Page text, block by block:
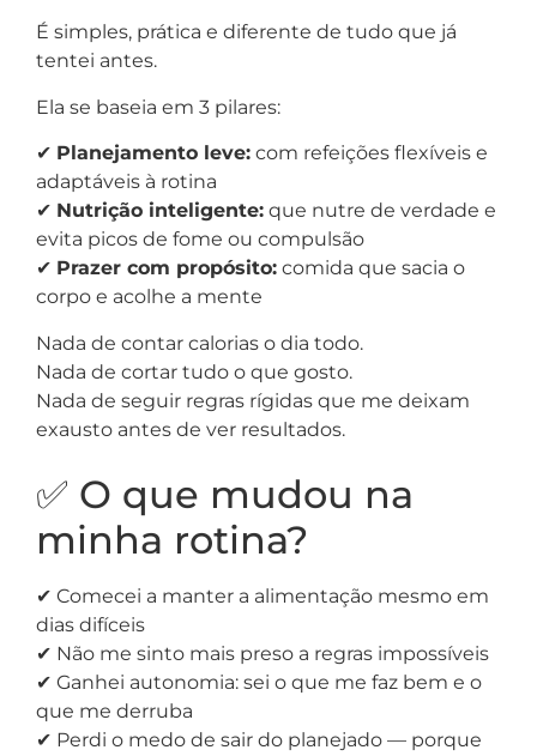
É simples, prática e diferente de tudo que já
tentei antes.
Ela se baseia em 3 pilares:
✔ Planejamento leve: com refeições flexíveis e
adaptáveis à rotina
✔ Nutrição inteligente: que nutre de verdade e
evita picos de fome ou compulsão
✔ Prazer com propósito: comida que sacia o
corpo e acolhe a mente
Nada de contar calorias o dia todo.
Nada de cortar tudo o que gosto.
Nada de seguir regras rígidas que me deixam
exausto antes de ver resultados.
✅ O que mudou na
minha rotina?
✔ Comecei a manter a alimentação mesmo em
dias difíceis
✔ Não me sinto mais preso a regras impossíveis
✔ Ganhei autonomia: sei o que me faz bem e o
que me derruba
✔ Perdi o medo de sair do planejado — porque